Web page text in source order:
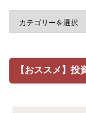
【おススメ】投